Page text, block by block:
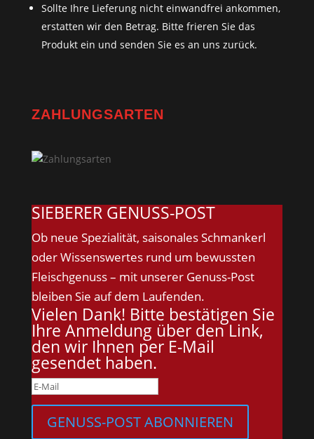
Sollte Ihre Lieferung nicht einwandfrei ankommen,
erstatten wir den Betrag. Bitte frieren Sie das
Produkt ein und senden Sie es an uns zurück.
ZAHLUNGSARTEN
SIEBERER GENUSS-POST
Ob neue Spezialität, saisonales Schmankerl
oder Wissenswertes rund um bewussten
Fleischgenuss – mit unserer Genuss-Post
bleiben Sie auf dem Laufenden.
Vielen Dank! Bitte bestätigen Sie
Ihre Anmeldung über den Link,
den wir Ihnen per E-Mail
gesendet haben.
GENUSS-POST ABONNIEREN